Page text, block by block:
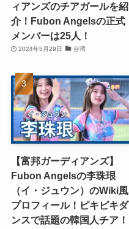
ィアンズのチアガールを紹
介！Fubon Angelsの正式
メンバーは25人！
2024年5月29日 台湾
【富邦ガーディアンズ】
Fubon Angelsの李珠珢
（イ・ジュウン）のWiki風
プロフィール！ピキピキダ
ンスで話題の韓国人チア！